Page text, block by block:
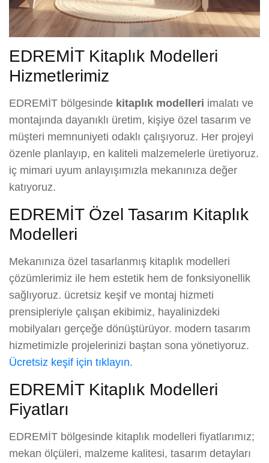
EDREMİT Kitaplık Modelleri
Hizmetlerimiz
EDREMİT bölgesinde kitaplık modelleri imalatı ve
montajında dayanıklı üretim, kişiye özel tasarım ve
müşteri memnuniyeti odaklı çalışıyoruz. Her projeyi
özenle planlayıp, en kaliteli malzemelerle üretiyoruz.
iç mimari uyum anlayışımızla mekanınıza değer
katıyoruz.
EDREMİT Özel Tasarım Kitaplık
Modelleri
Mekanınıza özel tasarlanmış kitaplık modelleri
çözümlerimiz ile hem estetik hem de fonksiyonellik
sağlıyoruz. ücretsiz keşif ve montaj hizmeti
prensipleriyle çalışan ekibimiz, hayalinizdeki
mobilyaları gerçeğe dönüştürüyor. modern tasarım
hizmetimizle projelerinizi baştan sona yönetiyoruz.
Ücretsiz keşif için tıklayın.
EDREMİT Kitaplık Modelleri
Fiyatları
EDREMİT bölgesinde kitaplık modelleri fiyatlarımız;
mekan ölçüleri, malzeme kalitesi, tasarım detayları